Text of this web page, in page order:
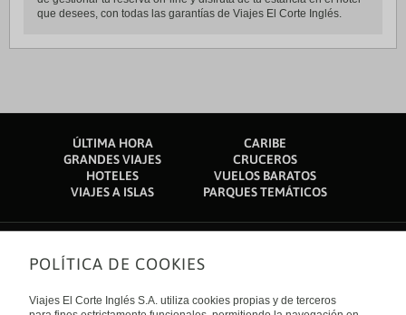
que desees, con todas las garantías de Viajes El Corte Inglés.
ÚLTIMA HORA
CARIBE
GRANDES VIAJES
CRUCEROS
HOTELES
VUELOS BARATOS
VIAJES A ISLAS
PARQUES TEMÁTICOS
Sobre nosotros
Quiénes somos
Financiación
POLÍTICA DE COOKIES
Viajes El Corte Inglés S.A. utiliza cookies propias y de terceros